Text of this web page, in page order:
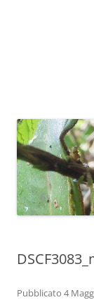
Pubblicato 4